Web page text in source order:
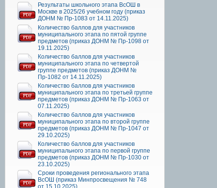
Результаты школьного этапа ВсОШ в
Москве в 2025/26 учебном году (приказ
ДОНМ № Пр-1083 от 14.11.2025)
Количество баллов для участников
муниципального этапа по пятой группе
предметов (приказ ДОНМ № Пр-1098 от
19.11.2025)
Количество баллов для участников
муниципального этапа по четвертой
группе предметов (приказ ДОНМ №
Пр-1082 от 14.11.2025)
Количество баллов для участников
муниципального этапа по третьей группе
предметов (приказ ДОНМ № Пр-1063 от
07.11.2025)
Количество баллов для участников
муниципального этапа по второй группе
предметов (приказ ДОНМ № Пр-1047 от
29.10.2025)
Количество баллов для участников
муниципального этапа по первой группе
предметов (приказ ДОНМ № Пр-1030 от
23.10.2025)
Сроки проведения регионального этапа
ВсОШ (приказ Минпросвещения № 748
от 15.10.2025)